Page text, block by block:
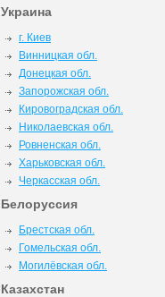
Украина
г. Киев
Винницкая обл.
Донецкая обл.
Запорожская обл.
Кировоградская обл.
Николаевская обл.
Ровненская обл.
Харьковская обл.
Черкасская обл.
Белоруссия
Брестская обл.
Гомельская обл.
Могилёвская обл.
Казахстан